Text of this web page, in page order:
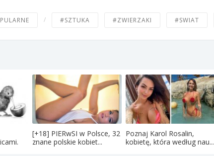
/ #SZTUKA #ZWIERZAKI #SWIAT
[+18] PIERwSI w Polsce, 32
znane polskie kobiet...
Poznaj Karol Rosalin,
kobietę, która według nau...